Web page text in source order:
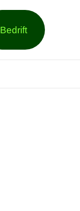
Bedrift